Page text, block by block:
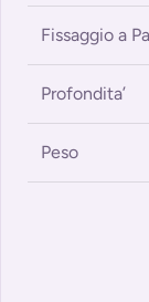
Fissaggio a
Profondita’
Peso